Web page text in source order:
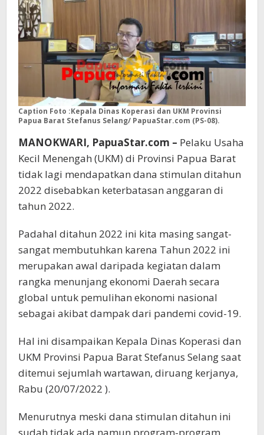
Caption Foto :Kepala Dinas Koperasi dan UKM Provinsi
Papua Barat Stefanus Selang/ PapuaStar.com (PS-08).
MANOKWARI, PapuaStar.com – Pelaku Usaha
Kecil Menengah (UKM) di Provinsi Papua Barat
tidak lagi mendapatkan dana stimulan ditahun
2022 disebabkan keterbatasan anggaran di
tahun 2022.
Padahal ditahun 2022 ini kita masing sangat-
sangat membutuhkan karena Tahun 2022 ini
merupakan awal daripada kegiatan dalam
rangka menunjang ekonomi Daerah secara
global untuk pemulihan ekonomi nasional
sebagai akibat dampak dari pandemi covid-19.
Hal ini disampaikan Kepala Dinas Koperasi dan
UKM Provinsi Papua Barat Stefanus Selang saat
ditemui sejumlah wartawan, diruang kerjanya,
Rabu (20/07/2022 ).
Menurutnya meski dana stimulan ditahun ini